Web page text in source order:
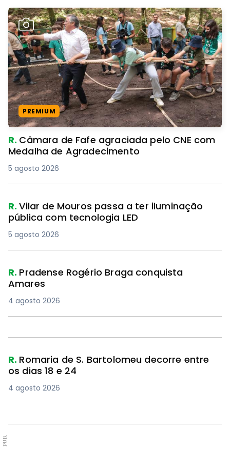
PREMIUM
R. Câmara de Fafe agraciada pelo CNE com
Medalha de Agradecimento
5 agosto 2026
R.Vilar de Mouros passa a ter iluminação
pública com tecnologia LED
5 agosto 2026
R. Pradense Rogério Braga conquista
Amares
4 agosto 2026
R. Romaria de S. Bartolomeu decorre entre
os dias 18 e 24
4 agosto 2026
PUB.